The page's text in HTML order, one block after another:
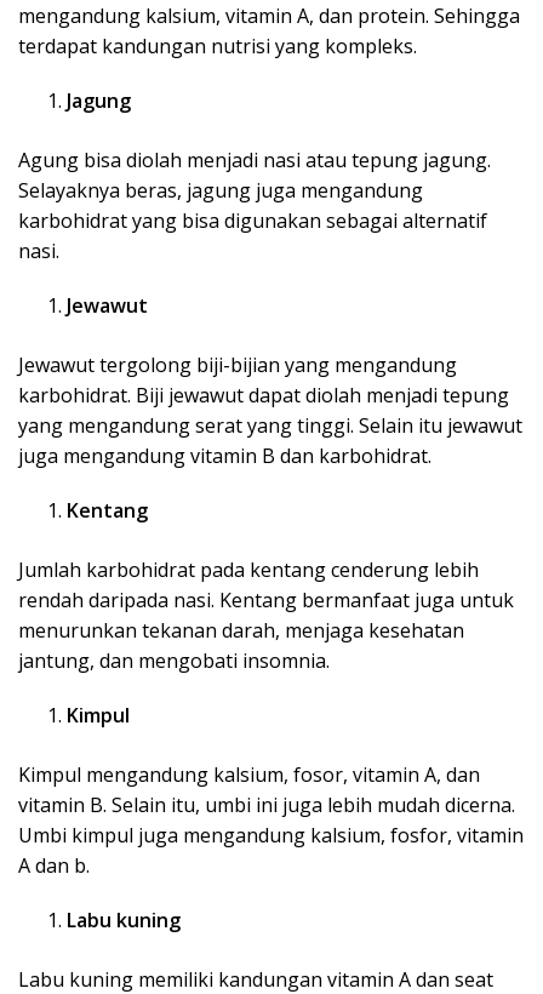
mengandung kalsium, vitamin A, dan protein. Sehingga
terdapat kandungan nutrisi yang kompleks.
Jagung
Agung bisa diolah menjadi nasi atau tepung jagung.
Selayaknya beras, jagung juga mengandung
karbohidrat yang bisa digunakan sebagai alternatif
nasi.
Jewawut
Jewawut tergolong biji-bijian yang mengandung
karbohidrat. Biji jewawut dapat diolah menjadi tepung
yang mengandung serat yang tinggi. Selain itu jewawut
juga mengandung vitamin B dan karbohidrat.
Kentang
Jumlah karbohidrat pada kentang cenderung lebih
rendah daripada nasi. Kentang bermanfaat juga untuk
menurunkan tekanan darah, menjaga kesehatan
jantung, dan mengobati insomnia.
Kimpul
Kimpul mengandung kalsium, fosor, vitamin A, dan
vitamin B. Selain itu, umbi ini juga lebih mudah dicerna.
Umbi kimpul juga mengandung kalsium, fosfor, vitamin
A dan b.
Labu kuning
Labu kuning memiliki kandungan vitamin A dan seat